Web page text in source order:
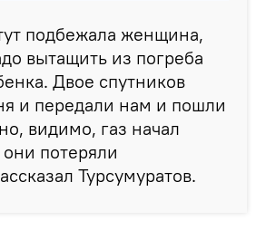
подбежала женщина,
вытащить из погреба
Двое спутников
и передали нам и пошли
видимо, газ начал
потеряли
Турсумуратов.